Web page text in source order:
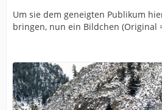
Um sie dem geneigten Publikum
bringen, nun ein Bildchen (Original